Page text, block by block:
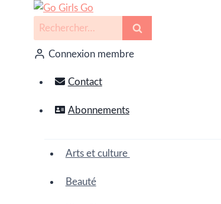
Connexion membre
Contact
Abonnements
Arts et culture
Beauté